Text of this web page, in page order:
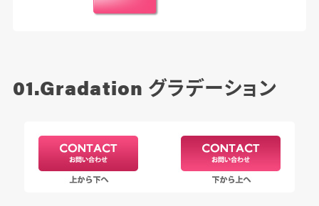
01.Gradation グラデーション